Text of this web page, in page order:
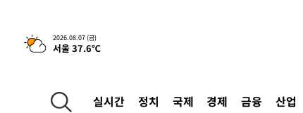
2026.08.07 (금)
서울 37.6℃
실시간 정치 국제 경제 금융 산업
-30189초 전 >[속보]코스피, 6200선 약보합…0.60% 내린 6258.77
-30169초 전 > [속보]원·달러 환율, 7.7원 내린 1416.1원 마감
-27148초 전 >
[속보]종합특검, '계엄 수용공간 확보' 신용해 前교정